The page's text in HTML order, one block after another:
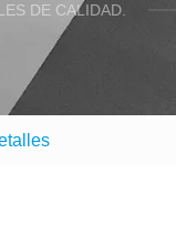
DE CALIDAD.